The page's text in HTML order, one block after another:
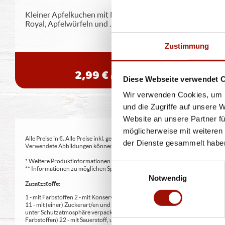
Zustimmung
Diese Webseite verwendet
Wir verwenden Cookies,
und die Zugriffe auf unsere
Website an unsere Partner
möglicherweise mit
der Dienste gesammelt
Einwilligungsauswahl
Notwendig
Kleiner Apfelkuchen mit Mürbeteig, saftiger Creme
Royal, Apfelwürfeln und ...
80g
2,99 €(37,38 € / Kilogramm)
Alle Preise in €. Alle Preise inkl. gesetzl. MwSt. Alle Angaben zu
Verwendete Abbildungen können von den tatsächlich gelieferten
* Weitere Produktinformationen zu vorverpackten Lebensmitteln finden
** Informationen zu möglichen Spuren von Allergenen seitens unsere
Zusatzstoffe:
1 - mit Farbstoffen 2 - mit Konservierungsmittel 3 - mit Antioxidationsmittel
11 - mit (einer) Zuckerart/en und Süßungsmittel/n 12 - nur bei Tafelsüßen
unter Schutzatmosphäre verpackt 16 - chininhaltig 17 - koffeinhaltig 18 -
Farbstoffen) 22 - mit Sauerstoff, unter Hochdruck, farbstabilisierend (bei